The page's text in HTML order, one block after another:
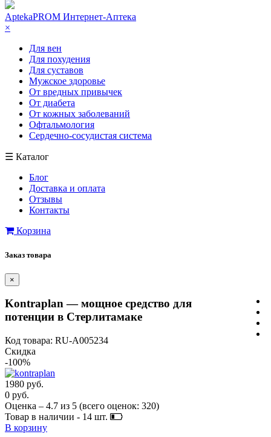
AptekaPROM Интернет-Аптека
×
Для вен
Для похудения
Для суставов
Мужское здоровье
От вредных привычек
От диабета
От кожных заболеваний
Офтальмология
Сердечно-сосудистая система
☰ Каталог
Блог
Доставка и оплата
Отзывы
Контакты
Корзина
Заказ товара
×
Kontraplan — мощное средство для
потенции в Стерлитамаке
Код товара: RU-A005234
Скидка
-100%
1980 руб.
0 руб.
Оценка – 4.7 из 5 (всего оценок: 320)
Товар в наличии - 14 шт.
В корзину